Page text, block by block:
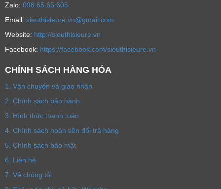
Zalo: 098.65.65.605
Email: sieuthisieure.vn@gmail.com
Website: http://sieuthisieure.vn
Facebook: https://facebook.com/sieuthisieure.vn
CHÍNH SÁCH HÀNG HÓA
1. Vận chuyển và giao nhận
2. Chính sách bảo hành
3. Hình thức thanh toán
4. Chính sách hoàn tiền đổi trả hàng
5. Chính sách bảo mật
6. Liên hệ
7. Về chúng tôi